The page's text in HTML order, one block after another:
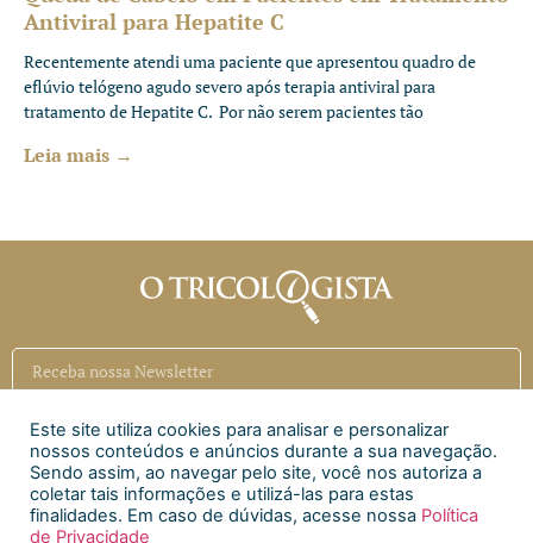
Antiviral para Hepatite C
Recentemente atendi uma paciente que apresentou quadro de
eflúvio telógeno agudo severo após terapia antiviral para
tratamento de Hepatite C. Por não serem pacientes tão
Leia mais →
Inscrever
Siga a CAECI
Este site utiliza cookies para analisar e personalizar
nossos conteúdos e anúncios durante a sua navegação.
Sendo assim, ao navegar pelo site, você nos autoriza a
coletar tais informações e utilizá-las para estas
finalidades. Em caso de dúvidas, acesse nossa Política
de Privacidade